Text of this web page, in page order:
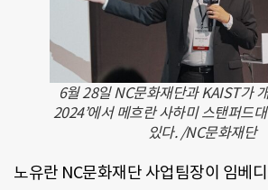
6월 28일 NC문화재단과 KAIST가
2024’에서 메흐란 사하미 스탠퍼드
있다. /NC문화재단
노유란 NC문화재단 사업팀장이 임베